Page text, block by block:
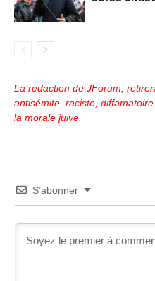
La rédaction de JForum,
antisémite, raciste,
la morale juive.
S’abonner